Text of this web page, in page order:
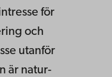
för
och
utanför
är natur-